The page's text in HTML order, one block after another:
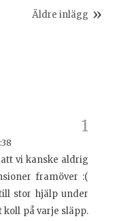
Äldre inlägg
vi kanske aldrig
framöver :(
stor hjälp under
koll på varje släpp.